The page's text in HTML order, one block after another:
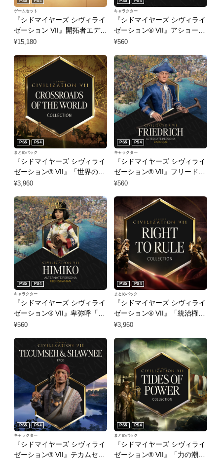
『シドマイヤーズ シヴィライ
ゼーション VII』開拓者エディ
ション
ゲームセット
¥15,180
『シドマイヤーズ シヴィライ
ゼーション® VII』アショーカ
「世界の征服者」パーソナリ
キャラクター
¥560
『シドマイヤーズ シヴィライ
ゼーション® VII』「世界の交
差点」コレクション
PS5 PS4
まとめパック
¥3,960
『シドマイヤーズ シヴィライ
ゼーション® VII』フリードリ
ヒ2世（バロック）パーソナ
PS5 PS4
キャラクター
¥560
『シドマイヤーズ シヴィライ
ゼーション® VII』卑弥呼「大
巫女」パーソナリティ
PS5 PS4
キャラクター
¥560
『シドマイヤーズ シヴィライ
ゼーション® VII』「統治権」
コレクション
PS5 PS4
まとめパック
¥3,960
『シドマイヤーズ シヴィライ
ゼーション® VII』テカムセ＆
PS5 PS4
キャラクター
『シドマイヤーズ シヴィライ
ゼーション® VII』「力の潮
PS5 PS4
まとめパック